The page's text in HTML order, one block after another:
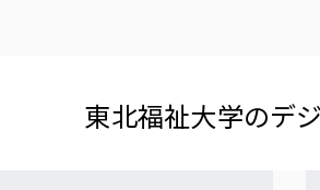
東北福祉大学の​デ